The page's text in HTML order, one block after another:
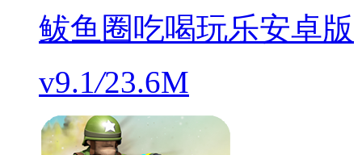
鲅鱼圈吃喝玩乐安卓版
v9.1/23.6M